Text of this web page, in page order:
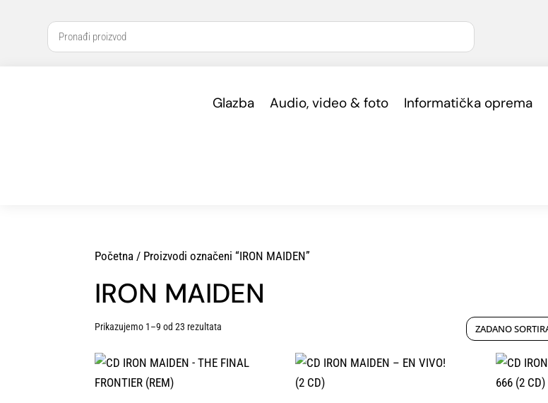
Glazba Audio, video & foto Informatička oprema
Početna / Proizvodi označeni “IRON MAIDEN”
IRON MAIDEN
Prikazujemo 1–9 od 23 rezultata